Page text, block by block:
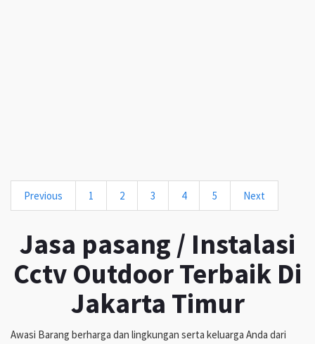
Previous 1 2 3 4 5 Next
Jasa pasang / Instalasi
Cctv Outdoor Terbaik Di
Jakarta Timur
Awasi Barang berharga dan lingkungan serta keluarga Anda dari